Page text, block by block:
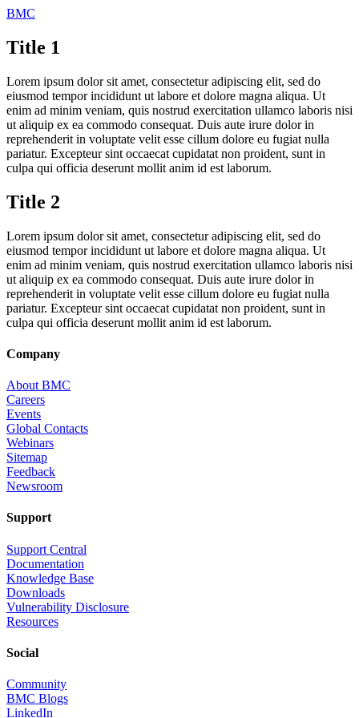
BMC
Title 1
Lorem ipsum dolor sit amet, consectetur adipiscing elit, sed do
eiusmod tempor incididunt ut labore et dolore magna aliqua. Ut
enim ad minim veniam, quis nostrud exercitation ullamco laboris nisi
ut aliquip ex ea commodo consequat. Duis aute irure dolor in
reprehenderit in voluptate velit esse cillum dolore eu fugiat nulla
pariatur. Excepteur sint occaecat cupidatat non proident, sunt in
culpa qui officia deserunt mollit anim id est laborum.
Title 2
Lorem ipsum dolor sit amet, consectetur adipiscing elit, sed do
eiusmod tempor incididunt ut labore et dolore magna aliqua. Ut
enim ad minim veniam, quis nostrud exercitation ullamco laboris nisi
ut aliquip ex ea commodo consequat. Duis aute irure dolor in
reprehenderit in voluptate velit esse cillum dolore eu fugiat nulla
pariatur. Excepteur sint occaecat cupidatat non proident, sunt in
culpa qui officia deserunt mollit anim id est laborum.
Company
About BMC
Careers
Events
Global Contacts
Webinars
Sitemap
Feedback
Newsroom
Support
Support Central
Documentation
Knowledge Base
Downloads
Vulnerability Disclosure
Resources
Social
Community
BMC Blogs
LinkedIn